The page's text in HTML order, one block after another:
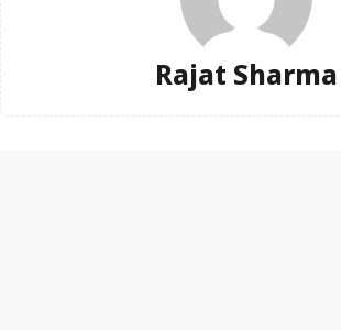
Rajat Sharma